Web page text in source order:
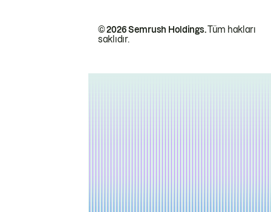
© 2026 Semrush Holdings.Tüm hakları
saklıdır.